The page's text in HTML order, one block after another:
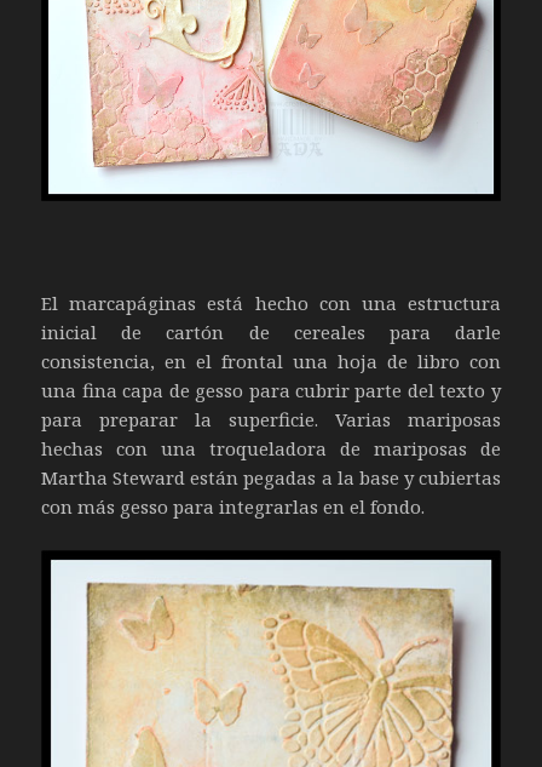
El marcapáginas está hecho con una estructura
inicial de cartón de cereales para darle
consistencia, en el frontal una hoja de libro con
una fina capa de gesso para cubrir parte del texto y
para preparar la superficie. Varias mariposas
hechas con una troqueladora de mariposas de
Martha Steward están pegadas a la base y cubiertas
con más gesso para integrarlas en el fondo.